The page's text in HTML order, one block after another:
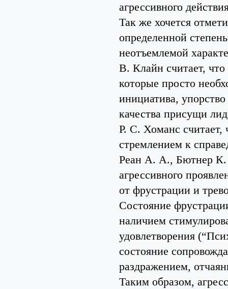
агрессивного
Так же хочется
определенной
неотъемлемой
В. Клайн считает,
которые просто
инициатива,
качества присущи
Р. С. Хоманс считает,
стремлением к
Реан А. А., Бютнер К.
агрессивного
от фрустрации и
Состояние
наличием
удовлетворения
состояние
раздражением,
Таким образом,